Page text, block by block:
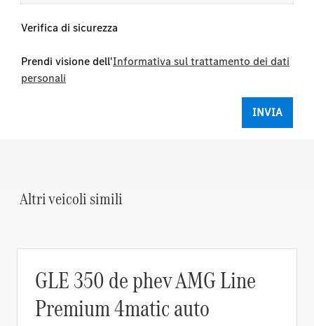
Verifica di sicurezza
Prendi visione dell'Informativa sul trattamento dei dati
personali
Altri veicoli simili
GLE 350 de phev AMG Line
Premium 4matic auto